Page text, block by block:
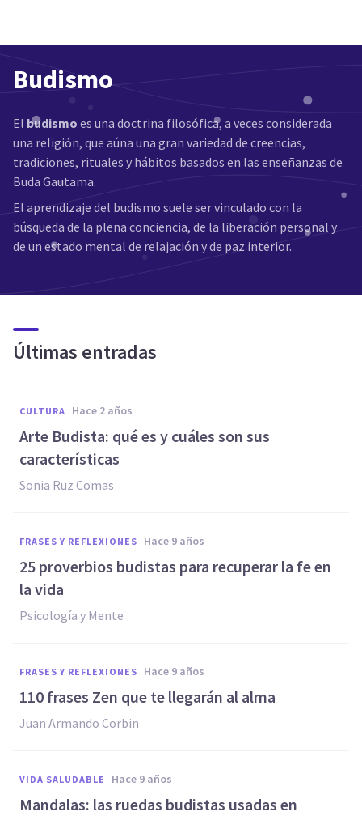
Budismo
El budismo es una doctrina filosófica, a veces considerada
una religión, que aúna una gran variedad de creencias,
tradiciones, rituales y hábitos basados en las enseñanzas de
Buda Gautama.
El aprendizaje del budismo suele ser vinculado con la
búsqueda de la plena conciencia, de la liberación personal y
de un estado mental de relajación y de paz interior.
Últimas entradas
CULTURA hace 2 años
Arte Budista: qué es y cuáles son sus
características
Sonia Ruz Comas
FRASES Y REFLEXIONES hace 9 años
25 proverbios budistas para recuperar la fe en
la vida
Psicología y Mente
FRASES Y REFLEXIONES hace 9 años
110 frases Zen que te llegarán al alma
Juan Armando Corbin
VIDA SALUDABLE hace 9 años
​Mandalas: las ruedas budistas usadas en